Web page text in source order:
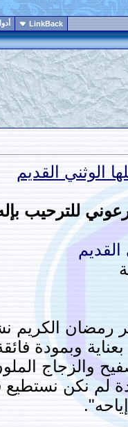
LinkBack
الوثني القديم
للترحيب بإله
رمضان الكريم
وبمودة
والزجاج
لم نكن نستطيع